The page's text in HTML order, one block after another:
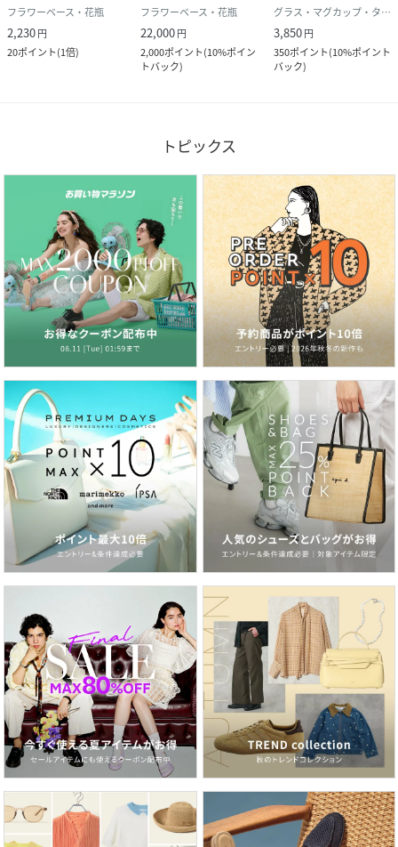
フラワーベース・花瓶
2,230円
20ポイント(1倍)
フラワーベース・花瓶
22,000円
2,000ポイント(10%ポイン
トバック)
グラス・マグカップ・タンブラー
3,850円
350ポイント(10%ポイント
バック)
トピックス